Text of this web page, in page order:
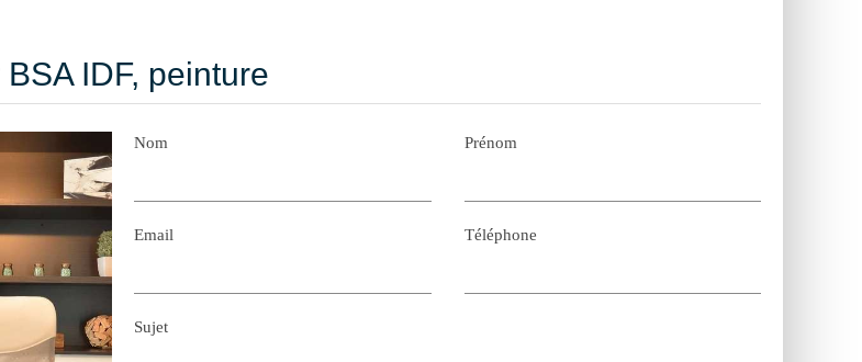
IDF, peinture
Nom Prénom
Email Téléphone
Sujet